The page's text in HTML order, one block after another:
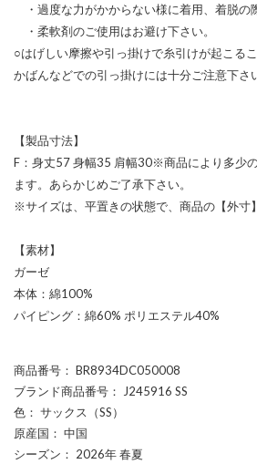
・過度な力がかからない様に着用、着脱の
・柔軟剤のご使用はお避け下さい。
○はげしい摩擦や引っ掛けで糸引けが起こる
かばんなどでの引っ掛けには十分ご注意下さ
【製品寸法】
F：身丈57 身幅35 肩幅30※商品により多少
ます。あらかじめご了承下さい。
※サイズは、平置きの状態で、商品の【外寸
【素材】
ガーゼ
本体：綿100%
パイピング：綿60% ポリエステル40%
商品番号 ： BR8934DC050008
ブランド商品番号 ： J245916 SS
色 ： サックス（SS）
原産国 ： 中国
シーズン ： 2026年 春夏